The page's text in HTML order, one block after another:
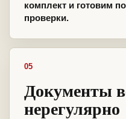
комплект и готовим
проверки.
05
Документы
нерегулярно